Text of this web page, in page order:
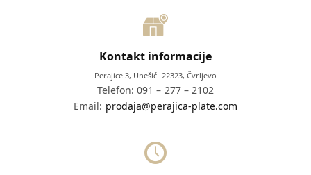
Kontakt informacije
Perajice 3, Unešić 22323, Čvrljevo
Telefon: 091 – 277 – 2102
Email: prodaja@perajica-plate.com